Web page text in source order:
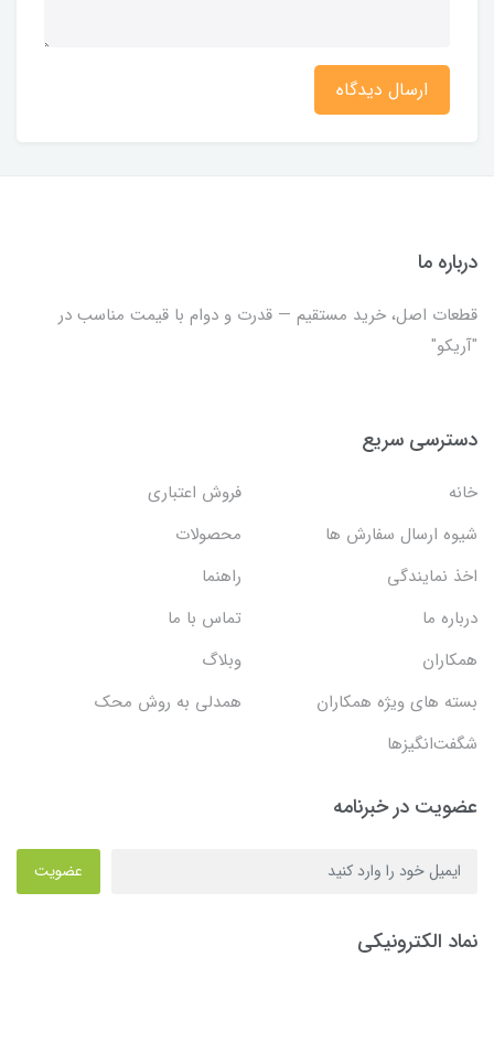
ارسال دیدگاه
درباره ما
قطعات اصل، خرید مستقیم — قدرت و دوام با قیمت مناسب در
"آریکو"
دسترسی سریع
خانه
فروش اعتباری
شیوه ارسال سفارش ها
محصولات
اخذ نمایندگی
راهنما
درباره ما
تماس با ما
همکاران
وبلاگ
بسته های ویژه همکاران
همدلی به روش محک
شگفت‌انگیزها
عضویت در خبرنامه
عضویت
نماد الکترونیکی